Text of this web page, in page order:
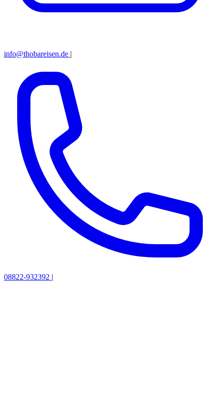
info@thobareisen.de |
08822-932392 |